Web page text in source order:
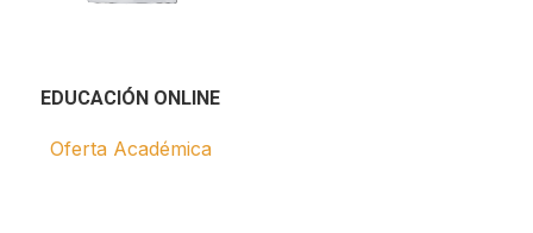
EDUCACIÓN ONLINE
Oferta Académica